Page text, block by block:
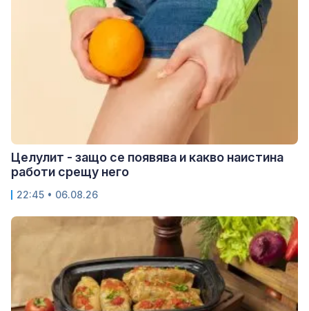
Целулит - защо се появява и какво наистина
работи срещу него
22:45 • 06.08.26